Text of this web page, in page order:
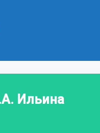
Ильина